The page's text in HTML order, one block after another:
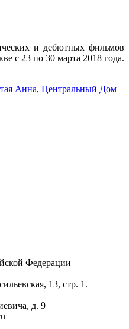
и дебютных фильмов
с 23 по 30 марта 2018 года.
Анна, Центральный Дом
Федерации
13, стр. 1.
д. 9